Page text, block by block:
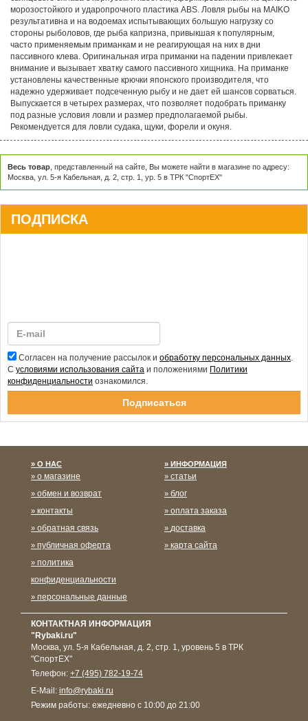
морозостойкого и ударопрочного пластика ABS. Ловля рыбы на MAIKO
результативна и на водоемах испытывающих большую нагрузку со
стороны рыболовов, где рыба капризна, привыкшая к популярным,
часто применяемым приманкам и не реагирующая на них в дни
пассивного клева. Оригинальная игра приманки на падении привлекает
внимание и вызывает хватку самого пассивного хищника. На приманке
установлены качественные крючки японского производителя, что
надежно удерживает подсеченную рыбу и не дает ей шансов сорваться.
Выпускается в четырех размерах, что позволяет подобрать приманку
под разные условия ловли и размер предполагаемой рыбы.
Рекомендуется для ловли судака, щуки, форели и окуня.
Весь товар , представленный на сайте, Вы можете найти в магазине по адресу:
Москва, ул. 5-я Кабельная, д. 2, стр. 1, ур. 5 в ТРК "СпортЕХ"
ПОДПИСКА
Согласен на получение рассылок и обработку персональных данных
С условиями использования сайта и положениями Политики
конфиденциальности ознакомился.
О НАС
о магазине
обмен и возврат
контакты
обратная связь
публичная оферта
политика
конфиденциальности
персональные данные
ИНФОРМАЦИЯ
статьи
блог
оплата заказа
доставка
карта сайта
КОНТАКТНАЯ ИНФОРМАЦИЯ
"Rybaki.ru"
Москва, ул. 5-я Кабельная, д. 2, стр. 1, уровень 5 в ТРК
"СпортЕХ"
Телефон: +7 (495) 782-19-74
E-Mail: info@rybaki.ru
Режим работы: ежедневно с 10:00 до 21:00